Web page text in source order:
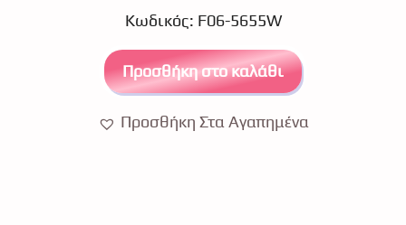
t
5
Κωδικός: F06-5655W
Προσθήκη στο καλάθι
Προσθήκη Στα Αγαπημένα